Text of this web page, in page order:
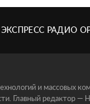
ЭКСПРЕСС РАДИО
и массовых
Главный редактор —